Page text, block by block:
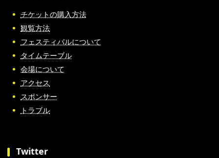
チケットの購入方法
観覧方法
フェスティバルについて
タイムテーブル
会場について
アクセス
スポンサー
トラブル
Twitter